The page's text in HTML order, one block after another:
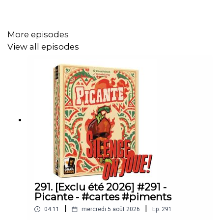
avec notre offre spéciale à 6€ par mois :
https://offre.liberation.fr/soj/
Silence on joue ! est une émission hebdo de jeux vidéo
de Libération : https://shows.acast.com/silence-on-joue
More episodes
View all episodes
291. [Exclu été 2026] #291 -
Picante - #cartes #piments
04:11 | mercredi 5 août 2026 | Ep. 291